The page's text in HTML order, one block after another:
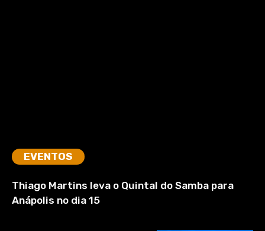
EVENTOS
Thiago Martins leva o Quintal do Samba para
Anápolis no dia 15